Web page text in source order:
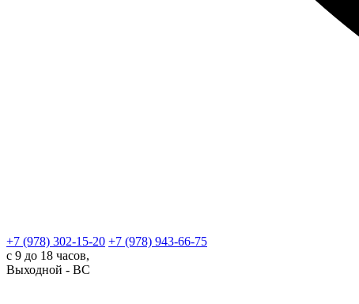
+7 (978) 302-15-20 +7 (978) 943-66-75
с 9 до 18 часов,
Выходной - ВС